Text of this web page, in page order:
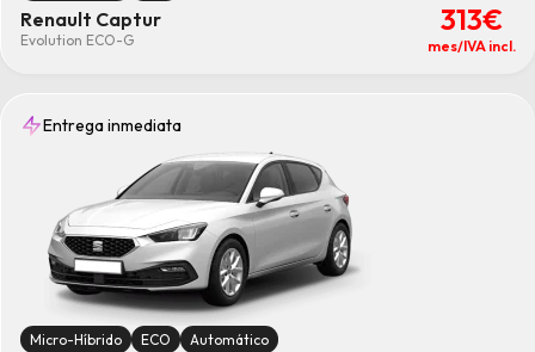
Renault Captur
Evolution ECO-G
313€
mes/IVA incl.
Entrega inmediata
Micro-Híbrido ECO Automático